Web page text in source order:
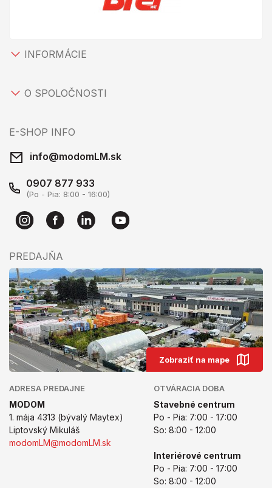
INFORMÁCIE
O SPOLOČNOSTI
E-SHOP INFO
info@modomLM.sk
0907 877 933
(Po - Pia: 8:00 - 16:00)
PREDAJŇA
Zobraziť na mape
ADRESA PREDAJNE
MODOM
1. mája 4313 (bývalý Maytex)
Liptovský Mikuláš
modomLM@modomLM.sk
OTVÁRACIA DOBA
Stavebné centrum
Po - Pia: 7:00 - 17:00
So: 8:00 - 12:00
Interiérové centrum
Po - Pia: 7:00 - 17:00
So: 8:00 - 12:00